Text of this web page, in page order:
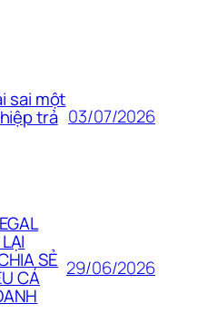
sai một
trả 03/07/2026
SẺ
CÁ 29/06/2026